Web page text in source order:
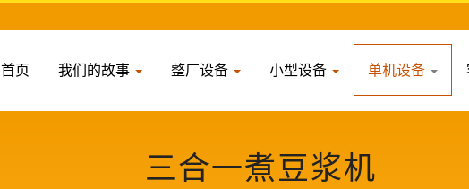
首页 我们的故事 整厂设备 小型设备 单机设备
三合一煮豆浆机